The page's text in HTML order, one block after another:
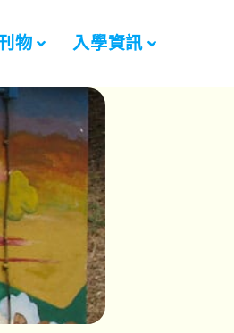
物 入學資訊